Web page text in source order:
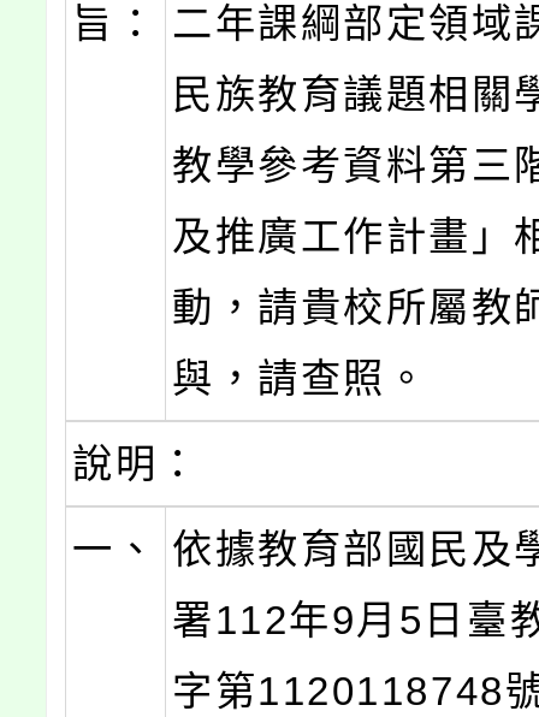
旨：
二年課綱部定領域
民族教育議題相關
教學參考資料第三
及推廣工作計畫」
動，請貴校所屬教
與，請查照。
說明：
一、
依據教育部國民及
署112年9月5日臺
字第1120118748